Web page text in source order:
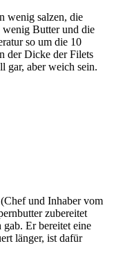
wenig salzen, die
wenig Butter und die
so um die 10
der Dicke der Filets
gar, aber weich sein.
(Chef und Inhaber vom
zubereitet
Er bereitet eine
länger, ist dafür